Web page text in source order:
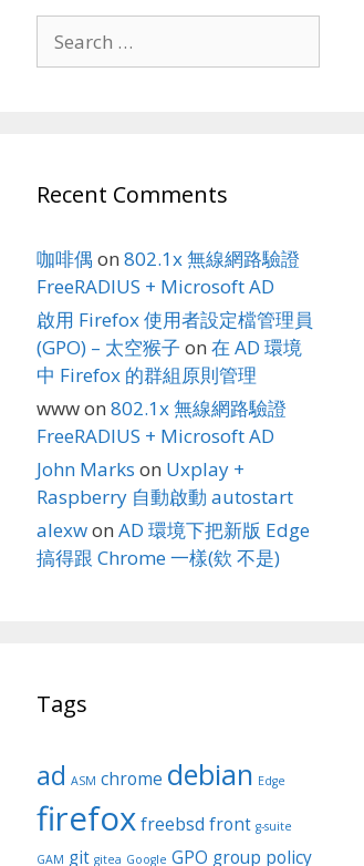
for:
Recent Comments
咖啡偶 on 802.1x 無線網路驗證
FreeRADIUS + Microsoft AD
啟用 Firefox 使用者設定檔管理員
(GPO) – 太空猴子 on 在 AD 環境
中 Firefox 的群組原則管理
wwwon 802.1x 無線網路驗證
FreeRADIUS + Microsoft AD
John Marks on Uxplay +
Raspberry 自動啟動 autostart
alexwon AD 環境下把新版 Edge
搞得跟 Chrome 一樣(欸 不是)
Tags
ad ASM chrome debian Edge
firefoxfreebsd front g-suite
GAM git gitea Google GPO group policy